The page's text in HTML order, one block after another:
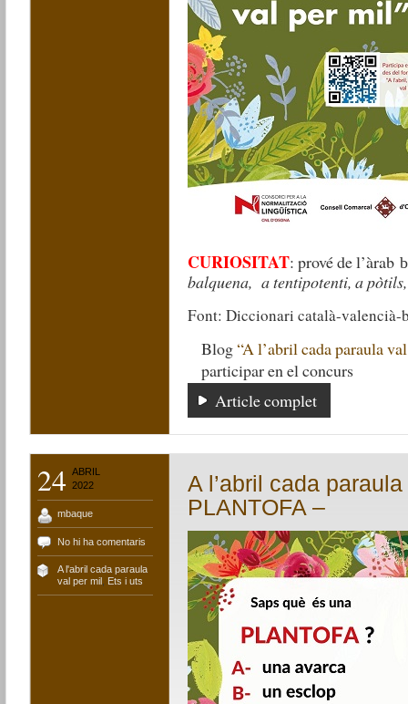
CURIOSITAT: prové de l’àrab
balquena, a tentipotenti, a
Font: Diccionari català-valencià-
Blog“A l’abril cada paraula
participar en el concurs
Article complet
24 ABRIL
2022
mbaque
No hi ha comentaris
A l'abril cada paraula
val per mil, Ets i uts
A l’abril cada
PLANTOFA –